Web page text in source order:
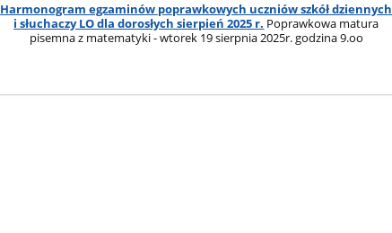
Harmonogram egzaminów poprawkowych uczniów szkół dziennych
i słuchaczy LO dla dorosłych sierpień 2025 r. Poprawkowa matura
pisemna z matematyki - wtorek 19 sierpnia 2025r. godzina 9.oo